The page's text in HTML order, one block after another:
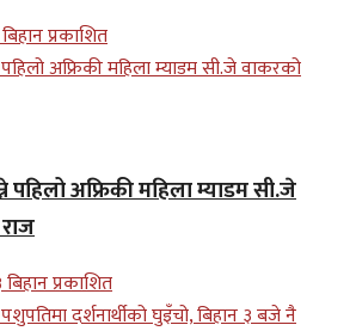
प्रकाशित
पहिलो अफ्रिकी महिला म्याडम सी.जे
प्रकाशित